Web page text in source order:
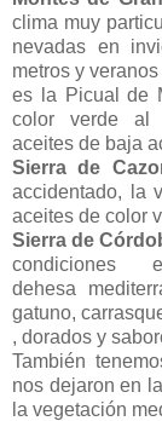
clima muy
nevadas en
metros y
es la Picual de
color verde al
aceites de baja
Sierra de
accidentado, la
aceites de color
Sierra de
condiciones
dehesa
gatuno,
, dorados y
También
nos dejaron en
la vegetación